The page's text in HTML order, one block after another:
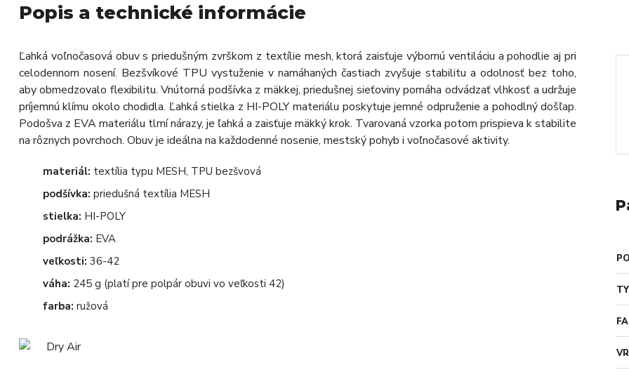
Popis a technické informácie
Ľahká voľnočasová obuv s priedušným zvrškom z textílie mesh, ktorá zaisťuje výbornú ventiláciu a pohodlie aj pri
celodennom nosení. Bezšvíkové TPU vystuženie v namáhaných častiach zvyšuje stabilitu a odolnosť bez toho,
aby obmedzovalo flexibilitu. Vnútorná podšívka z mäkkej, priedušnej sieťoviny pomáha odvádzať vlhkosť a udržuje
príjemnú klímu okolo chodidla. Ľahká stielka z HI-POLY materiálu poskytuje jemné odpruženie a pohodlný došľap.
Podošva z EVA materiálu tlmí nárazy, je ľahká a zaisťuje mäkký krok. Tvarovaná vzorka potom prispieva k stabilite
na rôznych povrchoch. Obuv je ideálna na každodenné nosenie, mestský pohyb i voľnočasové aktivity.
materiál: textília typu MESH, TPU bezšvová
podšívka: priedušná textília MESH
stielka: HI-POLY
podrážka: EVA
veľkosti: 36-42
váha: 245 g (platí pre polpár obuvi vo veľkosti 42)
farba: ružová